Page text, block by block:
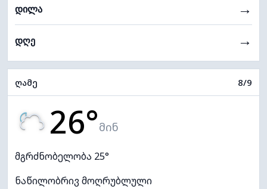
დილა →
დღე →
ღამე 8/9
26°მინ
მგრძნობელობა 25°
ნაწილობრივ მოღრუბლული